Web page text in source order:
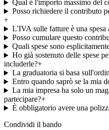
Qual è l'importo massimo del
Posso richiedere il contributo
+
L'IVA sulle fatture è una spesa
Posso cumulare questo
Quali spese sono
Ho già sostenuto delle spese
includerle?+
La graduatoria si basa
Entro quando saprò se la mia
La mia impresa ha solo un
partecipare?+
È obbligatorio avere una
Condividi il bando